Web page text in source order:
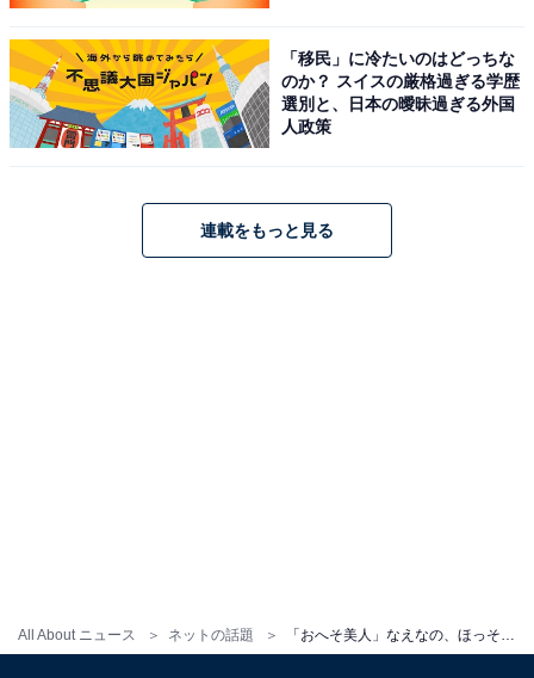
All About ニュース ネットの話題
「移民」に冷たいのはどっちな
のか？ スイスの厳格過ぎる学歴
選別と、日本の曖昧過ぎる外国
人政策
連載をもっと見る